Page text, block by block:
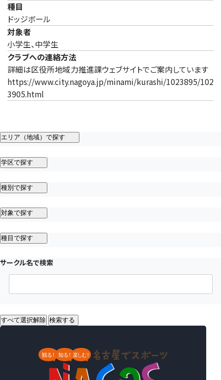
種目
ドッジボール
対象者
小学生、中学生
クラブへの連絡方法
詳細は区役所地域力推進課ウェブサイトでご案内しています
https://www.city.nagoya.jp/minami/kurashi/1023895/102
3905.html
エリア（地域）で探す
学区で探す
種別で探す
対象で探す
種目で探す
サークル名で検索
すべて選択解除 検索する